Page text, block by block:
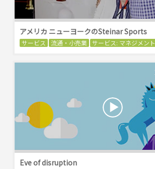
アメリカ ニューヨークのSteinar Sports
サービス 流通・小売業 サービス: マネジメント
Eve of disruption